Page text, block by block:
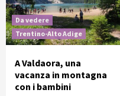
Da vedere
Trentino-Alto Adige
A Valdaora, una
vacanza in montagna
con i bambini